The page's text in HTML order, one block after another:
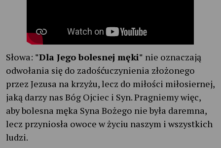
Słowa: "Dla Jego bolesnej męki" nie oznaczają
odwołania się do zadośćuczynienia złożonego
przez Jezusa na krzyżu, lecz do miłości miłosiernej,
jaką darzy nas Bóg Ojciec i Syn. Pragniemy więc,
aby bolesna męka Syna Bożego nie była daremna,
lecz przyniosła owoce w życiu naszym i wszystkich
ludzi.